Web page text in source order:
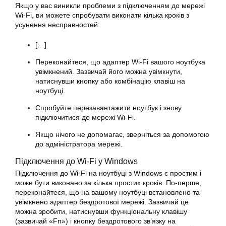
Якщо у вас виникли проблеми з підключенням до мережі
Wi-Fi, ви можете спробувати виконати кілька кроків з
усунення несправностей:
[…]
Переконайтеся, що адаптер Wi-Fi вашого ноутбука
увімкнений. Зазвичай його можна увімкнути,
натиснувши кнопку або комбінацію клавіш на
ноутбуці.
Спробуйте перезавантажити ноутбук і знову
підключитися до мережі Wi-Fi.
Якщо нічого не допомагає, зверніться за допомогою
до адміністратора мережі.
Підключення до Wi-Fi у Windows
Підключення до Wi-Fi на ноутбуці з Windows є простим і
може бути виконано за кілька простих кроків. По-перше,
переконайтеся, що на вашому ноутбуці встановлено та
увімкнено адаптер бездротової мережі. Зазвичай це
можна зробити, натиснувши функціональну клавішу
(зазвичай «Fn») і кнопку бездротового зв’язку на